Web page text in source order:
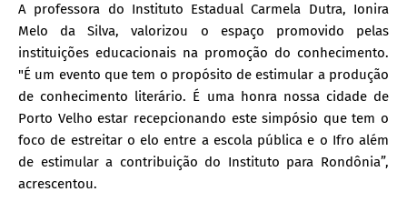
A professora do Instituto Estadual Carmela Dutra, Ionira
Melo da Silva, valorizou o espaço promovido pelas
instituições educacionais na promoção do conhecimento.
"É um evento que tem o propósito de estimular a produção
de conhecimento literário. É uma honra nossa cidade de
Porto Velho estar recepcionando este simpósio que tem o
foco de estreitar o elo entre a escola pública e o Ifro além
de estimular a contribuição do Instituto para Rondônia”,
acrescentou.